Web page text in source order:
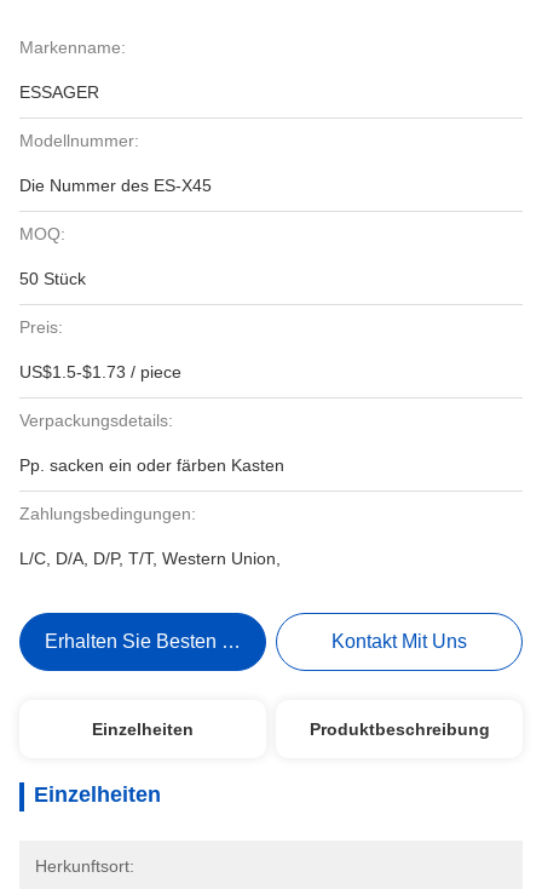
Markenname:
ESSAGER
Modellnummer:
Die Nummer des ES-X45
MOQ:
50 Stück
Preis:
US$1.5-$1.73 / piece
Verpackungsdetails:
Pp. sacken ein oder färben Kasten
Zahlungsbedingungen:
L/C, D/A, D/P, T/T, Western Union,
Erhalten Sie Besten Preis Kontakt Mit Uns
Einzelheiten Produktbeschreibung
Einzelheiten
Herkunftsort: